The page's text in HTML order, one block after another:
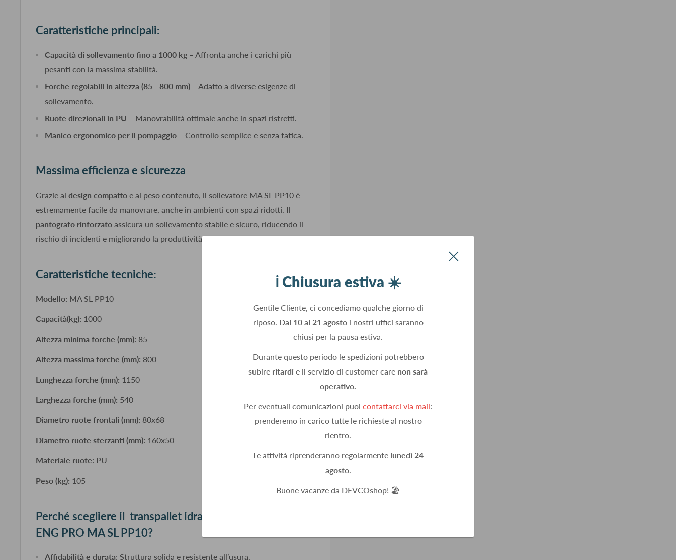
ℹ️ Chiusura estiva ☀️
Gentile Cliente, ci concediamo qualche giorno di
riposo. Dal 10 al 21 agostoi nostri uffici saranno
chiusi per la pausa estiva.
Durante questo periodo le spedizioni potrebbero
subire ritardi e il servizio di customer care non sarà
operativo.
Per eventuali comunicazioni puoi contattarci via mail:
prenderemo in carico tutte le richieste al nostro
rientro.
Le attività riprenderanno regolarmente lunedì 24
agosto.
Buone vacanze da DEVCOshop! 🏖️
Caratteristiche principali:
Capacità di sollevamento fino a 1000 kg – Affronta anche i carichi più
pesanti con la massima stabilità.
Forche regolabili in altezza (85 - 800 mm) – Adatto a diverse esigenze di
sollevamento.
Ruote direzionali in PU – Manovrabilità ottimale anche in spazi ristretti.
Manico ergonomico per il pompaggio – Controllo semplice e senza fatica.
Massima efficienza e sicurezza
Grazie al design compatto e al peso contenuto, il sollevatore MA SL PP10 è
estremamente facile da manovrare, anche in ambienti con spazi ridotti. Il
pantografo rinforzato assicura un sollevamento stabile e sicuro, riducendo il
rischio di incidenti e migliorando la produttività.
Caratteristiche tecniche:
Modello: MA SL PP10
Capacità(kg): 1000
Altezza minima forche (mm): 85
Altezza massima forche (mm): 800
Lunghezza forche (mm): 1150
Larghezza forche (mm): 540
Diametro ruote frontali (mm): 80x68
Diametro ruote sterzanti (mm): 160x50
Materiale ruote: PU
Peso (kg): 105
Perché scegliere il transpallet idraulico a pantografo
ENG PRO MA SL PP10?
Affidabilità e durata: Struttura solida e resistente all’usura.